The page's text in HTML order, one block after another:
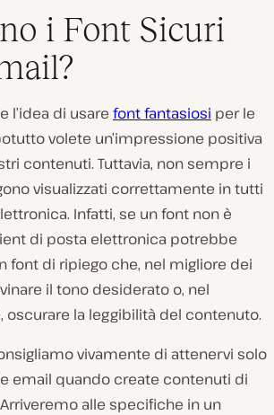
i Font Sicuri
l’idea di usare font fantasiosi per le
volete un’impressione positiva
contenuti. Tuttavia, non sempre i
visualizzati correttamente in tutti
Infatti, se un font non è
di posta elettronica potrebbe
font di ripiego che, nel migliore dei
il tono desiderato o, nel
oscurare la leggibilità del contenuto.
vivamente di attenervi solo
email quando create contenuti di
alle specifiche in un